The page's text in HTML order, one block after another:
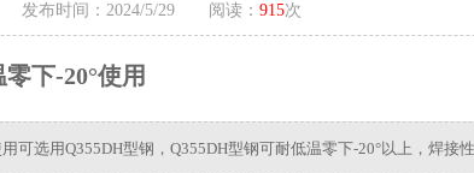
发布时间：2024/5/29 阅读： 915次
下-20°使用
可选用Q355DH型钢，Q355DH型钢可耐低温零下-20°以上，焊接